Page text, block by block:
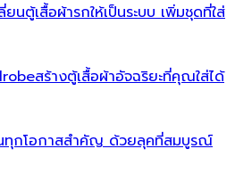
ยนตู้เสื้อผ้ารกให้เป็นระบบ เพิ่มชุดที่ใส่
สร้างตู้เสื้อผ้าอัจฉริยะที่คุณใส่ได้
นทุกโอกาสสำคัญ ด้วยลุคที่สมบูรณ์